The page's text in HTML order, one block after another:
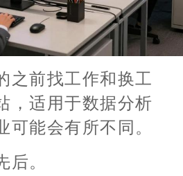
之前找工作和换工
，适用于数据分析
可能会有所不同。
。